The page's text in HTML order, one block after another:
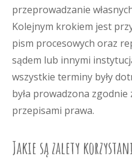
przeprowadzanie
Kolejnym krokiem jest
pism procesowych oraz
sądem lub innymi
wszystkie terminy były
była prowadzona
przepisami prawa.
Jakie są zalety